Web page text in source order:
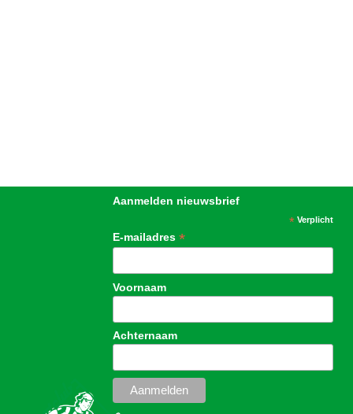
Aanmelden nieuwsbrief
*Verplicht
E-mailadres*
Voornaam
Achternaam